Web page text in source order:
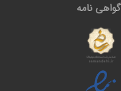
گواهی نامه